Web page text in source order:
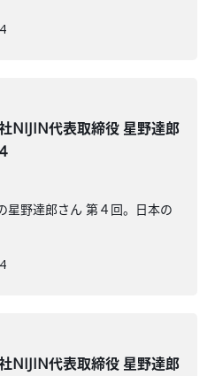
NIJIN代表取締役 星野達郎
星野達郎さん 第４回。日本の
NIJIN代表取締役 星野達郎